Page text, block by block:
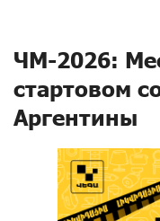
ЧМ-2026:
стартовом
Аргентины